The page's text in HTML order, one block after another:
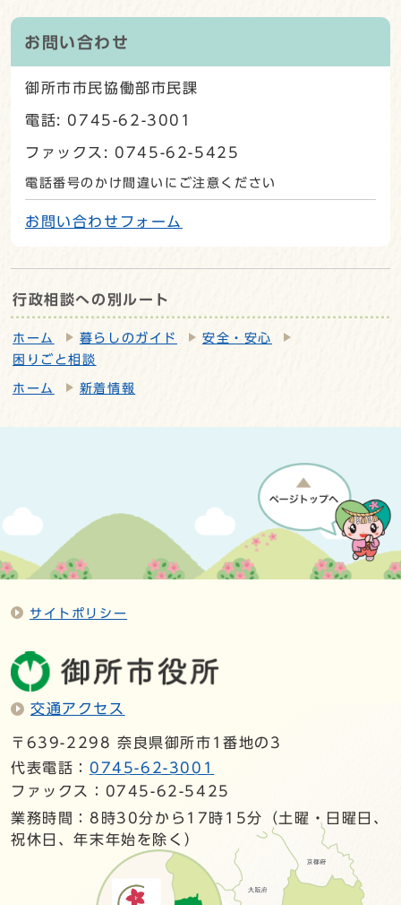
お問い合わせ
御所市市民協働部市民課
電話: 0745-62-3001
ファックス: 0745-62-5425
電話番号のかけ間違いにご注意ください
お問い合わせフォーム
行政相談への別ルート
ホーム 暮らしのガイド
安全・安心
困りごと相談
ホーム 新着情報
サイトポリシー
交通アクセス
〒639-2298 奈良県御所市1番地の3
代表電話： 0745-62-3001
ファックス：0745-62-5425
業務時間：8時30分から17時15分（土曜・日曜日、
祝休日、年末年始を除く）